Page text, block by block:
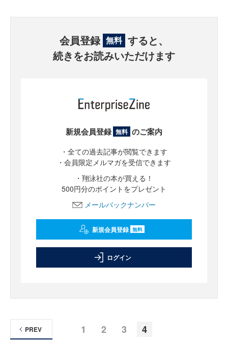
会員登録 無料 すると、
続きをお読みいただけます
新規会員登録 無料 のご案内
・全ての過去記事が閲覧できます
・会員限定メルマガを受信できます
・翔泳社の本が買える！
500円分のポイントをプレゼント
メールバックナンバー
新規会員登録 無料
ログイン
1 2 3 4
PREV